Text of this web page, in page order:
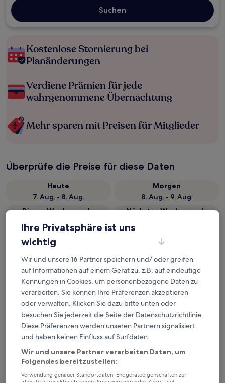
Suchen
Kostenlose Stornierung bei
Planänderungen
Verdiene Prämien für jede
wahrgenommene Übernachtung
Mehr sparen mit Preisen für Mitglieder
Überprüfe die Preise für diese Daten
Heute
7. Aug. - 8. Aug.
Morgen
8. Aug. - 9. Aug.
Dieses Wochenende
7. Aug. - 9. Aug.
Nächstes Wochenende
Top 5 Hotels in der Nähe von
Bahnhof Hitachi-Taga auf einen
Blick
Hotel Route Inn Hitachitaga— 3-Sterne-Hotel in 0,5 km von
Bahnhof Hitachi-Taga entfernt. Gästebewertung: 8,0/10 — Sehr
Tabist Hotel Sankoen— 2.5-Sterne-Hotel in 0,7 km von Bahnhof
Hitachi-Taga entfernt. Gästebewertung: 8,0/10 — Sehr gut.
Hitachi-Taga entfernt. Gästebewertung: 8,0/10 — Sehr gut.
Toyoko Inn Hitachi Ekimae— 3-Sterne-Hotel in 5 km von
Bahnhof Hitachi-Taga entfernt. Gästebewertung: 8,0/10 — Sehr
Ihre Privatsphäre ist uns
wichtig
Wir und unsere16 Partner speichern und/ oder greifen
auf Informationen auf einem Gerät zu, z.B. auf eindeutige
Kennungen in Cookies, um personenbezogene Daten zu
verarbeiten. Sie können Ihre Präferenzen akzeptieren
oder verwalten. Klicken Sie dazu bitte unten oder
besuchen Sie jederzeit die Seite der Datenschutzrichtlinie.
Diese Präferenzen werden unseren Partnern signalisiert
und haben keinen Einfluss auf Surfdaten.
Wir und unsere Partner verarbeiten Daten, um
Folgendes bereitzustellen:
Verwendung genauer Standortdaten. Endgeräteeigenschaften zur